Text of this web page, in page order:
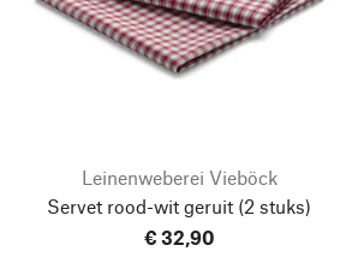
Leinenweberei Vieböck
Servet rood-wit geruit (2 stuks)
€ 32,90